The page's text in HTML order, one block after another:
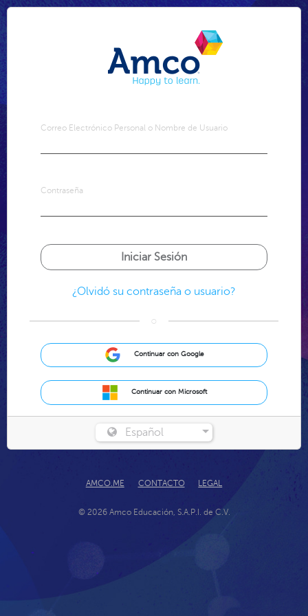
Correo Electrónico Personal o Nombre de Usuario
Contraseña
¿Olvidó su contraseña o usuario?
○
Continuar con Google
Continuar con Microsoft
Español
AMCO.ME CONTACTO LEGAL
© 2026 Amco Educación, S.A.P.I. de C.V.